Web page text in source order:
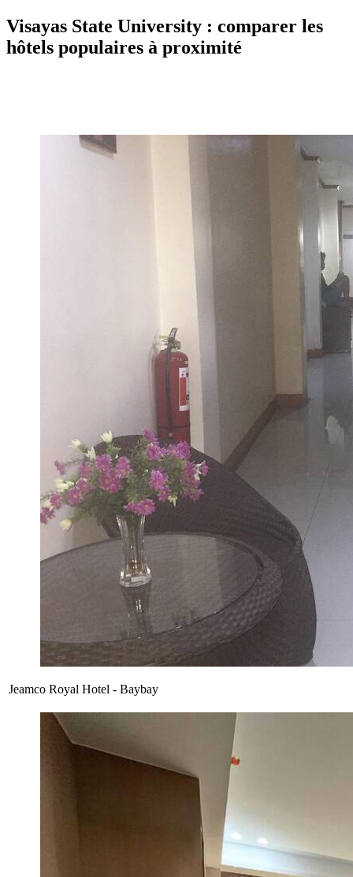
Visayas State University : comparer les
hôtels populaires à proximité
Jeamco Royal Hotel - Baybay